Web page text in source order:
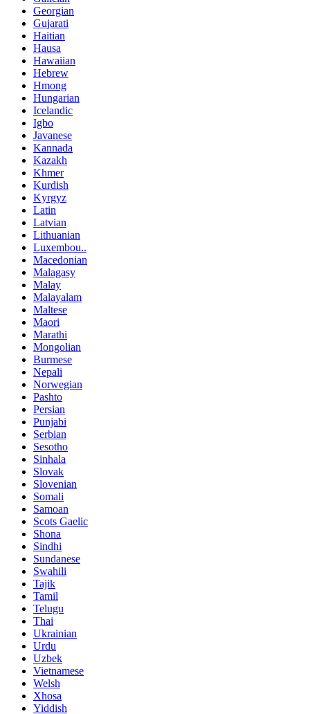
Georgian
Gujarati
Haitian
Hausa
Hawaiian
Hebrew
Hmong
Hungarian
Icelandic
Igbo
Javanese
Kannada
Kazakh
Khmer
Kurdish
Kyrgyz
Latin
Latvian
Lithuanian
Luxembou..
Macedonian
Malagasy
Malay
Malayalam
Maltese
Maori
Marathi
Mongolian
Burmese
Nepali
Norwegian
Pashto
Persian
Punjabi
Serbian
Sesotho
Sinhala
Slovak
Slovenian
Somali
Samoan
Scots Gaelic
Shona
Sindhi
Sundanese
Swahili
Tajik
Tamil
Telugu
Thai
Ukrainian
Urdu
Uzbek
Vietnamese
Welsh
Xhosa
Yiddish